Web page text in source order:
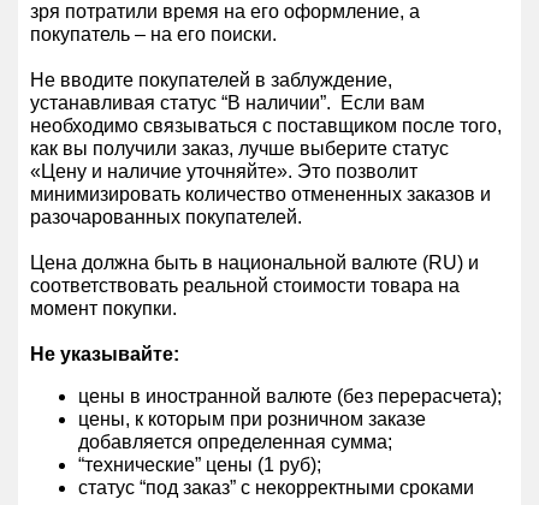
зря потратили время на его оформление, а
покупатель – на его поиски.
Не вводите покупателей в заблуждение,
устанавливая статус “В наличии”. Если вам
необходимо связываться с поставщиком после того,
как вы получили заказ, лучше выберите статус
«Цену и наличие уточняйте». Это позволит
минимизировать количество отмененных заказов и
разочарованных покупателей.
Цена должна быть в национальной валюте (RU) и
соответствовать реальной стоимости товара на
момент покупки.
Не указывайте:
цены в иностранной валюте (без перерасчета);
цены, к которым при розничном заказе
добавляется определенная сумма;
“технические” цены (1 руб);
статус “под заказ” с некорректными сроками